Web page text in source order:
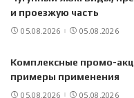
и проезжую часть
05.08.2026 05.08.2026
Комплексные промо-
примеры применения
05.08.2026 05.08.2026